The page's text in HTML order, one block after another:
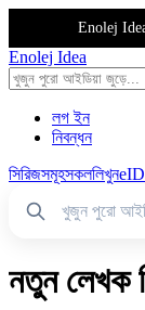
Enolej
Enolej Idea
লগ ইন
নিবন্ধন
সিরিজসমূহসকললিখুনeID
নতুন লেখক